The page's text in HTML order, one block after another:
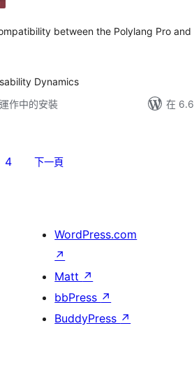
between the Polylang Pro
Dynamics
作中的安裝
在
4 下一頁
WordPress.com
↗
Matt ↗
bbPress ↗
BuddyPress ↗